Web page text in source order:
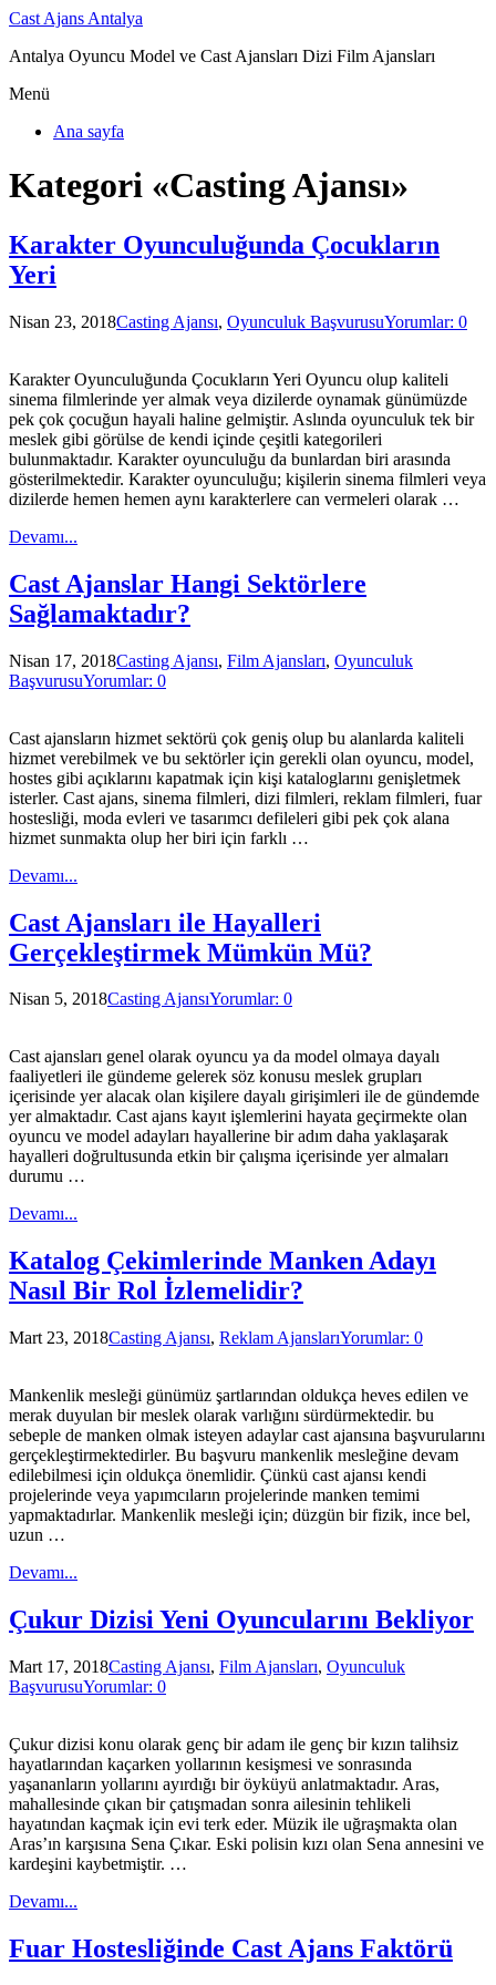
Cast Ajans Antalya
Antalya Oyuncu Model ve Cast Ajansları Dizi Film Ajansları
Menü
Ana sayfa
Kategori «Casting Ajansı»
Karakter Oyunculuğunda Çocukların
Yeri
Nisan 23, 2018Casting Ajansı, Oyunculuk BaşvurusuYorumlar: 0
Karakter Oyunculuğunda Çocukların Yeri Oyuncu olup kaliteli
sinema filmlerinde yer almak veya dizilerde oynamak günümüzde
pek çok çocuğun hayali haline gelmiştir. Aslında oyunculuk tek bir
meslek gibi görülse de kendi içinde çeşitli kategorileri
bulunmaktadır. Karakter oyunculuğu da bunlardan biri arasında
gösterilmektedir. Karakter oyunculuğu; kişilerin sinema filmleri veya
dizilerde hemen hemen aynı karakterlere can vermeleri olarak …
Devamı...
Cast Ajanslar Hangi Sektörlere
Sağlamaktadır?
Nisan 17, 2018Casting Ajansı, Film Ajansları, Oyunculuk
BaşvurusuYorumlar: 0
Cast ajansların hizmet sektörü çok geniş olup bu alanlarda kaliteli
hizmet verebilmek ve bu sektörler için gerekli olan oyuncu, model,
hostes gibi açıklarını kapatmak için kişi kataloglarını genişletmek
isterler. Cast ajans, sinema filmleri, dizi filmleri, reklam filmleri, fuar
hostesliği, moda evleri ve tasarımcı defileleri gibi pek çok alana
hizmet sunmakta olup her biri için farklı …
Devamı...
Cast Ajansları ile Hayalleri
Gerçekleştirmek Mümkün Mü?
Nisan 5, 2018Casting AjansıYorumlar: 0
Cast ajansları genel olarak oyuncu ya da model olmaya dayalı
faaliyetleri ile gündeme gelerek söz konusu meslek grupları
içerisinde yer alacak olan kişilere dayalı girişimleri ile de gündemde
yer almaktadır. Cast ajans kayıt işlemlerini hayata geçirmekte olan
oyuncu ve model adayları hayallerine bir adım daha yaklaşarak
hayalleri doğrultusunda etkin bir çalışma içerisinde yer almaları
durumu …
Devamı...
Katalog Çekimlerinde Manken Adayı
Nasıl Bir Rol İzlemelidir?
Mart 23, 2018Casting Ajansı, Reklam AjanslarıYorumlar: 0
Mankenlik mesleği günümüz şartlarından oldukça heves edilen ve
merak duyulan bir meslek olarak varlığını sürdürmektedir. bu
sebeple de manken olmak isteyen adaylar cast ajansına başvurularını
gerçekleştirmektedirler. Bu başvuru mankenlik mesleğine devam
edilebilmesi için oldukça önemlidir. Çünkü cast ajansı kendi
projelerinde veya yapımcıların projelerinde manken temimi
yapmaktadırlar. Mankenlik mesleği için; düzgün bir fizik, ince bel,
uzun …
Devamı...
Çukur Dizisi Yeni Oyuncularını Bekliyor
Mart 17, 2018Casting Ajansı, Film Ajansları, Oyunculuk
BaşvurusuYorumlar: 0
Çukur dizisi konu olarak genç bir adam ile genç bir kızın talihsiz
hayatlarından kaçarken yollarının kesişmesi ve sonrasında
yaşananların yollarını ayırdığı bir öyküyü anlatmaktadır. Aras,
mahallesinde çıkan bir çatışmadan sonra ailesinin tehlikeli
hayatından kaçmak için evi terk eder. Müzik ile uğraşmakta olan
Aras’ın karşısına Sena Çıkar. Eski polisin kızı olan Sena annesini ve
kardeşini kaybetmiştir. …
Devamı...
Fuar Hostesliğinde Cast Ajans Faktörü